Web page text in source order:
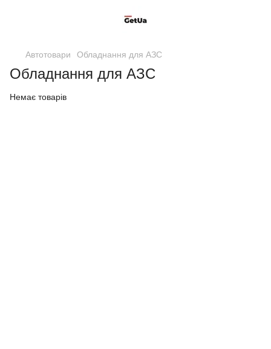
Автотовари Обладнання для АЗС
Обладнання для АЗС
Немає товарів